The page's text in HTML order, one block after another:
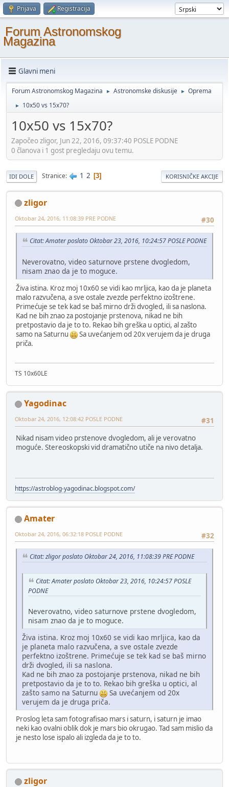
Prijava Registracija
Forum Astronomskog
Magazina
Glavni meni
Forum Astronomskog Magazina ► Astronomske diskusije ► Oprema
► 10x50 vs 15x70?
10x50 vs 15x70?
Započeo zligor, Jun 22, 2016, 09:37:40 POSLE PODNE
0 članova i 1 gost pregledaju ovu temu.
IDI DOLE Stranice 1 2 3 KORISNIČKE AKCIJE
zligor
#30
Oktobar 24, 2016, 11:08:39 PRE PODNE
Citat: Amater poslato Oktobar 23, 2016, 10:24:57 POSLE PODNE
Neverovatno, video saturnove prstene dvogledom,
nisam znao da je to moguce.
Živa istina. Kroz moj 10x60 se vidi kao mrljica, kao da je planeta
malo razvučena, a sve ostale zvezde perfektno izoštrene.
Primećuje se tek kad se baš mirno drži dvogled, ili sa naslona.
Kad ne bih znao za postojanje prstenova, nikad ne bih
pretpostavio da je to to. Rekao bih greška u optici, al zašto
samo na Saturnu
Sa uvećanjem od 20x verujem da je druga
priča.
TS 10x60LE
Yagodinac
#31
Oktobar 24, 2016, 12:08:42 POSLE PODNE
Nikad nisam video prstenove dvogledom, ali je verovatno
moguće. Stereoskopski vid dramatično utiče na nivo detalja.
https://astroblog-yagodinac.blogspot.com/
Amater
#32
Oktobar 24, 2016, 06:32:18 POSLE PODNE
Citat: zligor poslato Oktobar 24, 2016, 11:08:39 PRE PODNE
Citat: Amater poslato Oktobar 23, 2016, 10:24:57 POSLE
PODNE
Neverovatno, video saturnove prstene dvogledom,
nisam znao da je to moguce.
Živa istina. Kroz moj 10x60 se vidi kao mrljica, kao da
je planeta malo razvučena, a sve ostale zvezde
perfektno izoštrene. Primećuje se tek kad se baš mirno
drži dvogled, ili sa naslona.
Kad ne bih znao za postojanje prstenova, nikad ne bih
pretpostavio da je to to. Rekao bih greška u optici, al
zašto samo na Saturnu
Sa uvećanjem od 20x
verujem da je druga priča.
Proslog leta sam fotografisao mars i saturn, i saturn je imao
neki kao ovalni oblik dok je mars bio okrugao. Tad sam mislio da
je nesto lose ispalo ali izgleda da je to to.
zligor